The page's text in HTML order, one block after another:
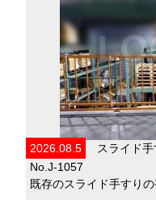
2026.08.5
スライド
No.J-1057
既存のスライド手すりの